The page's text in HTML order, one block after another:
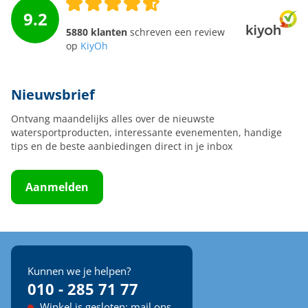
9.2
5880 klanten schreven een review
op KiyOh
Nieuwsbrief
Ontvang maandelijks alles over de nieuwste
watersportproducten, interessante evenementen, handige
tips en de beste aanbiedingen direct in je inbox
Aanmelden
Kunnen we je helpen?
010 - 285 71 77